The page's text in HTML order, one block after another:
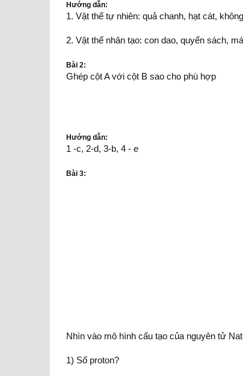
Hướng dẫn:
1. Vật thể tự nhiên: quả chanh, hạt cát,
2. Vật thể nhân tạo: con dao, quyển sách,
Bài 2:
Ghép cột A với cột B sao cho phù hợp
Hướng dẫn:
1 -c, 2-d, 3-b, 4 - e
Bài 3:
Nhìn vào mô hình cấu tạo của nguyên tử
1) Số proton?